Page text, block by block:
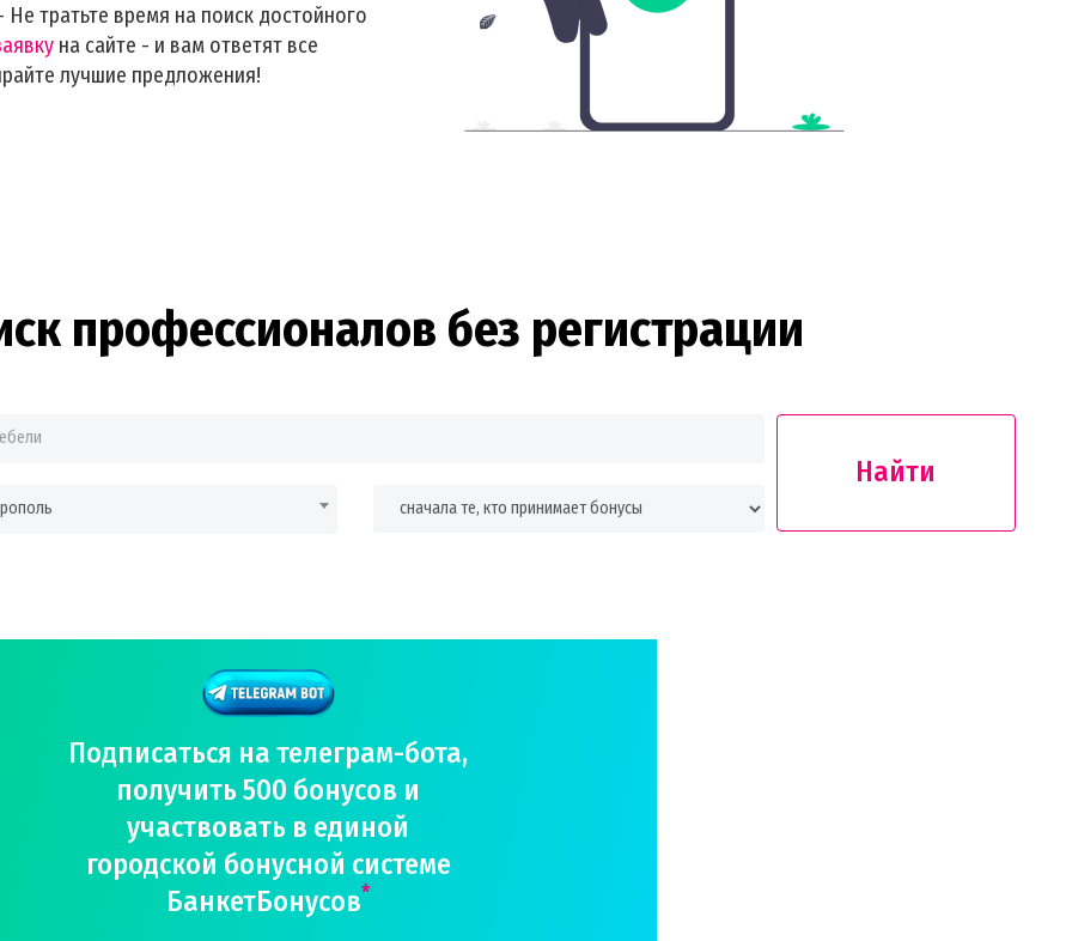
тратьте время на поиск достойного
на сайте - и вам ответят все
лучшие предложения!
профессионалов без регистрации
Найти
Подписаться на телеграм-бота,
получить 500 бонусов и
участвовать в единой
городской бонусной системе
БанкетБонусов*